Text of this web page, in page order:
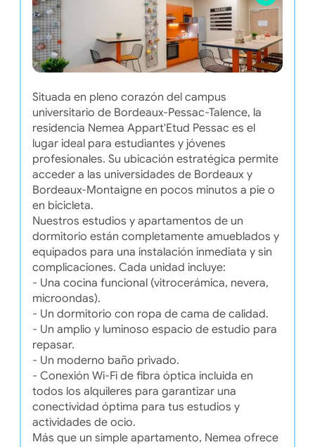
Situada en pleno corazón del campus
universitario de Bordeaux-Pessac-Talence, la
residencia Nemea Appart'Etud Pessac es el
lugar ideal para estudiantes y jóvenes
profesionales. Su ubicación estratégica permite
acceder a las universidades de Bordeaux y
Bordeaux-Montaigne en pocos minutos a pie o
en bicicleta.
Nuestros estudios y apartamentos de un
dormitorio están completamente amueblados y
equipados para una instalación inmediata y sin
complicaciones. Cada unidad incluye:
- Una cocina funcional (vitrocerámica, nevera,
microondas).
- Un dormitorio con ropa de cama de calidad.
- Un amplio y luminoso espacio de estudio para
repasar.
- Un moderno baño privado.
- Conexión Wi-Fi de fibra óptica incluida en
todos los alquileres para garantizar una
conectividad óptima para tus estudios y
actividades de ocio.
Más que un simple apartamento, Nemea ofrece